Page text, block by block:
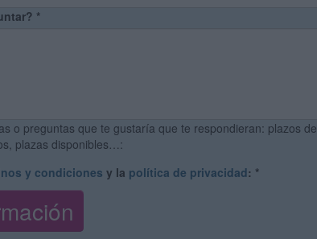
*
o preguntas que te gustaría que te respondieran: plazos de
plazas disponibles…:
y condiciones y la política de privacidad: *